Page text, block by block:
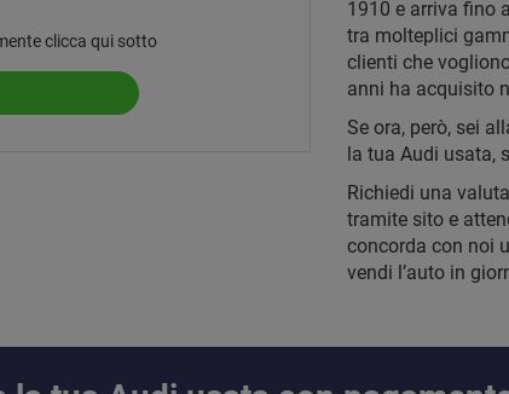
clicca qui sotto
1910 e arriva fino
tra molteplici
clienti che
anni ha acquisito
Se ora, però, sei
la tua Audi usata,
Richiedi una
tramite sito e
concorda con noi
vendi l’auto in